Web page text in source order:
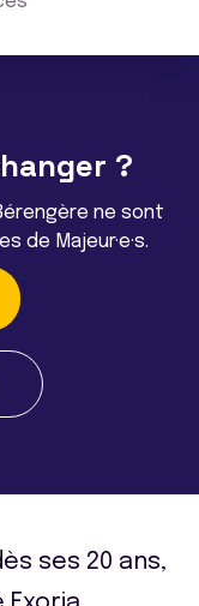
?
ne sont
de Majeur·e·s.
ses 20 ans,